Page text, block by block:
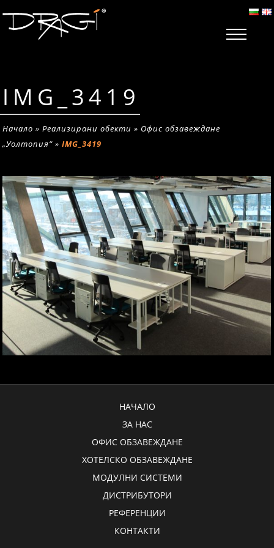
IMG_3419
Начало »Реализирани обекти » Офис обзавеждане
„Уолтопия“ »IMG_3419
НАЧАЛО
ЗА НАС
ОФИС ОБЗАВЕЖДАНЕ
ХОТЕЛСКО ОБЗАВЕЖДАНЕ
МОДУЛНИ СИСТЕМИ
ДИСТРИБУТОРИ
РЕФЕРЕНЦИИ
КОНТАКТИ